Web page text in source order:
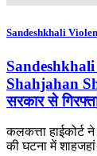
Sandeshkhali
Shahjahan
सरकार से
कलकत्ता हाईकोर्ट
की घटना में